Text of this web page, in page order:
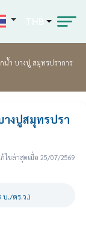
น้ำ บางปู สมุทรปราการ
างปูสมุทรปรา
ไขล่าสุดเมื่อ 25/07/2569
บ./ตร.ว.)